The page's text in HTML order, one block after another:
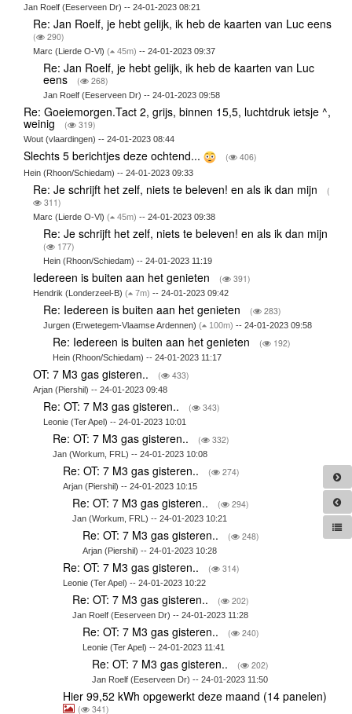
Jan Roelf (Eeserveen Dr) -- 24-01-2023 08:21
Re: Jan Roelf, je hebt gelijk, ik heb de kaarten van Luc eens
( 290)
Marc (Lierde O-Vl)( 45m) -- 24-01-2023 09:37
Re: Jan Roelf, je hebt gelijk, ik heb de kaarten van Luc
eens ( 268)
Jan Roelf (Eeserveen Dr) -- 24-01-2023 09:58
Re: Goeiemorgen.Tact 2, grijs, binnen 15,5, luchtdruk ietsje ^,
weinig ( 319)
Wout (vlaardingen) -- 24-01-2023 08:44
Slechts 5 berichtjes deze ochtend... ( 406)
Hein (Rhoon/Schiedam) -- 24-01-2023 09:33
Re: Je schrijft het zelf, niets te beleven! en als ik dan mijn
(
311)
Marc (Lierde O-Vl)( 45m) -- 24-01-2023 09:38
Re: Je schrijft het zelf, niets te beleven! en als ik dan mijn
( 177)
Hein (Rhoon/Schiedam) -- 24-01-2023 11:19
Iedereen is buiten aan het genieten ( 391)
Hendrik (Londerzeel-B)( 7m) -- 24-01-2023 09:42
Re: Iedereen is buiten aan het genieten ( 283)
Jurgen (Erwetegem-Vlaamse Ardennen) ( 100m) -- 24-01-2023 09:58
Re: Iedereen is buiten aan het genieten ( 192)
Hein (Rhoon/Schiedam) -- 24-01-2023 11:17
OT: 7 M3 gas gisteren.. ( 433)
Arjan (Piershil) -- 24-01-2023 09:48
Re: OT: 7 M3 gas gisteren.. ( 343)
Leonie (Ter Apel) -- 24-01-2023 10:01
Re: OT: 7 M3 gas gisteren.. ( 332)
Jan (Workum, FRL) -- 24-01-2023 10:08
Re: OT: 7 M3 gas gisteren.. ( 274)
Arjan (Piershil) -- 24-01-2023 10:15
Re: OT: 7 M3 gas gisteren.. ( 294)
Jan (Workum, FRL) -- 24-01-2023 10:21
Re: OT: 7 M3 gas gisteren.. ( 248)
Arjan (Piershil) -- 24-01-2023 10:28
Re: OT: 7 M3 gas gisteren.. ( 314)
Leonie (Ter Apel) -- 24-01-2023 10:22
Re: OT: 7 M3 gas gisteren.. ( 202)
Jan Roelf (Eeserveen Dr) -- 24-01-2023 11:28
Re: OT: 7 M3 gas gisteren.. ( 240)
Leonie (Ter Apel) -- 24-01-2023 11:41
Re: OT: 7 M3 gas gisteren.. ( 202)
Jan Roelf (Eeserveen Dr) -- 24-01-2023 11:50
Hier 99,52 kWh opgewerkt deze maand (14 panelen)
( 341)